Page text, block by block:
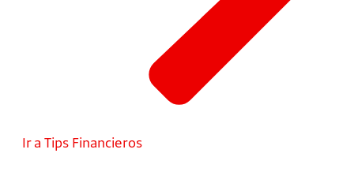
Ir a Tips Financieros